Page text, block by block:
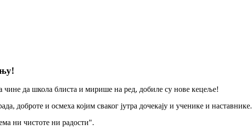
чине да школа блиста и мирише на ред, добиле су нове кецеље!
доброте и осмеха којим сваког јутра дочекају и ученике и наставнике.
ни чистоте ни радости".